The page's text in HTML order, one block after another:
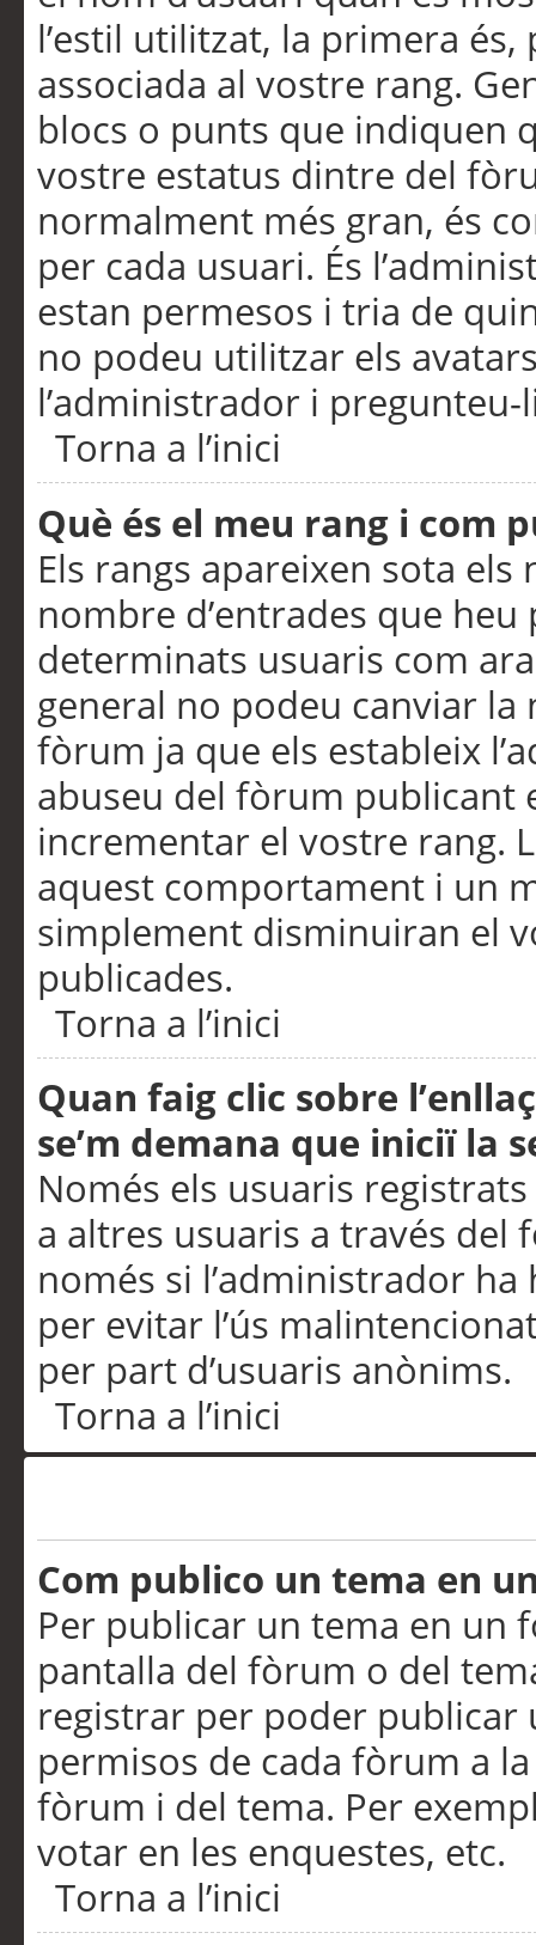
l’estil utilitzat, la primera
associada al vostre rang.
blocs o punts que indiquen
vostre estatus dintre del
normalment més gran, és
per cada usuari. És
estan permesos i tria de
no podeu utilitzar els
l’administrador i pregunteu-
Torna a l’inici
Què és el meu rang i com
Els rangs apareixen sota
nombre d’entrades que
determinats usuaris com
general no podeu canviar
fòrum ja que els estableix
abuseu del fòrum publicant
incrementar el vostre rang.
aquest comportament i un
simplement disminuiran el
publicades.
Torna a l’inici
Quan faig clic sobre
se’m demana que iniciï la
Només els usuaris
a altres usuaris a través
només si l’administrador
per evitar l’ús
per part d’usuaris anònims.
Torna a l’inici
Com publico un tema en
Per publicar un tema en un
pantalla del fòrum o del
registrar per poder publicar
permisos de cada fòrum a
fòrum i del tema. Per
votar en les enquestes, etc.
Torna a l’inici